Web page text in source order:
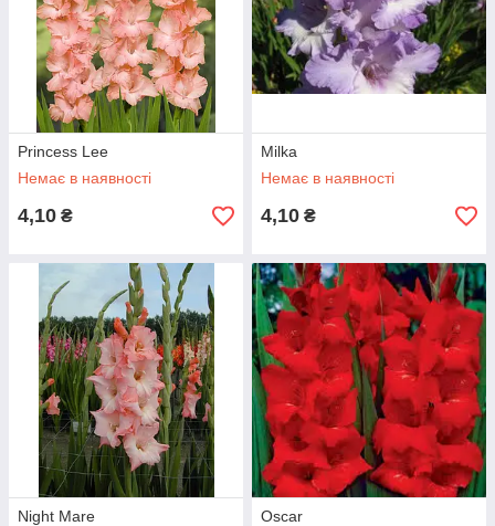
Princess Lee
Немає в наявності
4,10 ₴
Milka
Немає в наявності
4,10 ₴
Night Mare
Oscar